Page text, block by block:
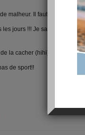
malheur. Il faut que je la
les jours !!! Je sais ça sert à
la cacher (hihi)
de sport!!